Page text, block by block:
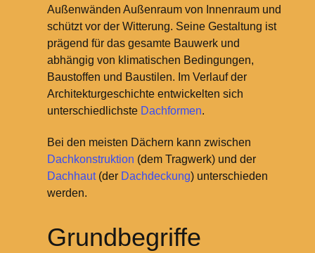
Außenwänden Außenraum von Innenraum und
schützt vor der Witterung. Seine Gestaltung ist
prägend für das gesamte Bauwerk und
abhängig von klimatischen Bedingungen,
Baustoffen und Baustilen. Im Verlauf der
Architekturgeschichte entwickelten sich
unterschiedlichste Dachformen.
Bei den meisten Dächern kann zwischen
Dachkonstruktion (dem Tragwerk) und der
Dachhaut(der Dachdeckung) unterschieden
werden.
Grundbegriffe